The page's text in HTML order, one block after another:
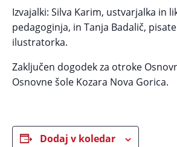
Izvajalki: Silva Karim, ustvarjalka in
pedagoginja, in Tanja Badalič,
ilustratorka.
Zaključen dogodek za otroke
Osnovne šole Kozara Nova Gorica.
Dodaj v koledar